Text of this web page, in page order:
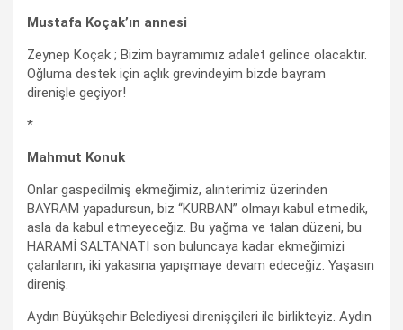
Mustafa Koçak’ın annesi
Zeynep Koçak ; Bizim bayramımız adalet gelince olacaktır.
Oğluma destek için açlık grevindeyim bizde bayram
direnişle geçiyor!
*
Mahmut Konuk
Onlar gaspedilmiş ekmeğimiz, alınterimiz üzerinden
BAYRAM yapadursun, biz “KURBAN” olmayı kabul etmedik,
asla da kabul etmeyeceğiz. Bu yağma ve talan düzeni, bu
HARAMİ SALTANATI son buluncaya kadar ekmeğimizi
çalanların, iki yakasına yapışmaye devam edeceğiz. Yaşasın
direniş.
Aydın Büyükşehir Belediyesi direnişçileri ile birlikteyiz. Aydın